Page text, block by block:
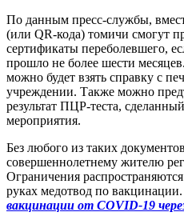
По данным пресс-службы,
(или QR-кода) томичи смогут
сертификаты переболевшего,
прошло не более шести
можно будет взять справку с
учреждении. Также можно
результат ПЦР-теста,
мероприятия.
Без любого из таких
совершеннолетнему жителю
Ограничения
руках медотвод по вакцинации.
вакцинации от COVID-19